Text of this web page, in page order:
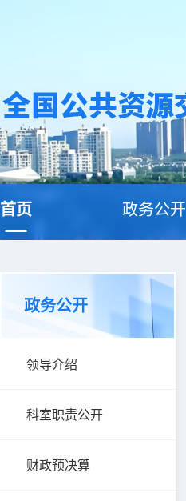
首页 政务公开
政务公开
领导介绍
科室职责公开
财政预决算